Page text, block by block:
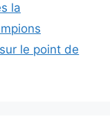
la
le point de